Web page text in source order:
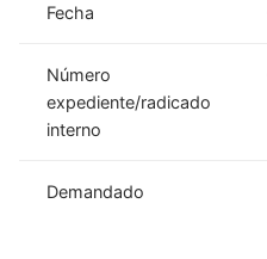
Fecha
Número
expediente/radicado
interno
Demandado